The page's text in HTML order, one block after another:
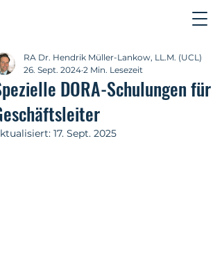
DORA-Schulungen für
RA Dr. Hendrik Müller-Lankow, LL.M. (UCL)
26. Sept. 2024 2 Min. Lesezeit
17. Sept. 2025